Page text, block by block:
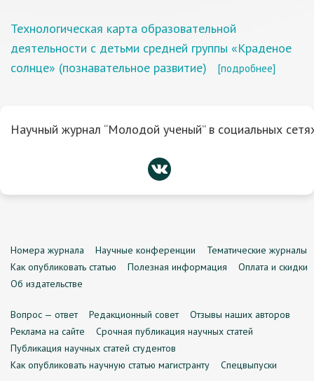
Технологическая карта образовательной
деятельности с детьми средней группы «Краденое
солнце» (познавательное развитие)
[подробнее]
Научный журнал “Молодой ученый” в социальных
Номера журнала Научные конференции
Тематические журналы
Как опубликовать статью
Полезная информация
Оплата и скидки
Об издательстве
Вопрос — ответ Редакционный совет
Отзывы наших авторов
Реклама на сайте
Срочная публикация научных статей
Публикация научных статей студентов
Как опубликовать научную статью магистранту
Спецвыпуски